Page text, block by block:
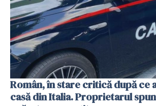
Român, în stare critică după ce
casă din Italia. Proprietarul